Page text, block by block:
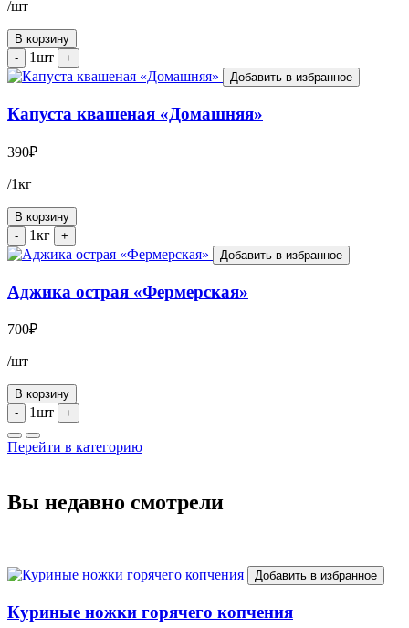
/шт
В корзину
-
1шт
+
Добавить в избранное
Капуста квашеная «Домашняя»
390₽
/1кг
В корзину
-
1кг
+
Добавить в избранное
Аджика острая «Фермерская»
700₽
/шт
В корзину
-
1шт +
Перейти в категорию
Вы недавно смотрели
Добавить в избранное
Куриные ножки горячего копчения